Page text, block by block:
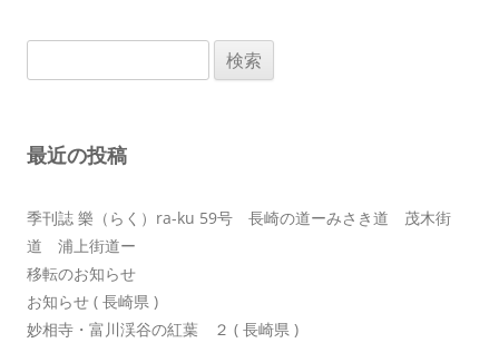
ン
索:
最近の投稿
季刊誌 樂（らく）ra-ku 59号 長崎の道ーみさき道 茂木街
道 浦上街道ー
移転のお知らせ
お知らせ ( 長崎県 )
妙相寺・富川渓谷の紅葉 ２ ( 長崎県 )